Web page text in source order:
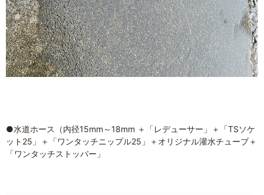
●水道ホース（内径15mm～18mm ＋「レデューサー」＋「TSソケ
ット25」＋「ワンタッチニップル25」＋オリジナル灌水チューブ＋
「ワンタッチストッパー」